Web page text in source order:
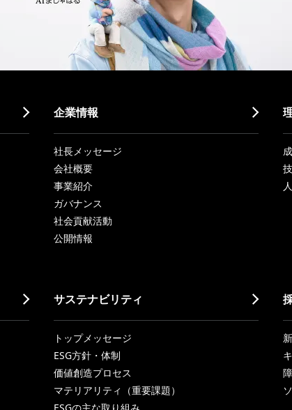
企業情報
社長メッセージ
会社概要
事業紹介
ガバナンス
社会貢献活動
公開情報
サステナビリティ
トップメッセージ
ESG方針・体制
価値創造プロセス
マテリアリティ（重要課題）